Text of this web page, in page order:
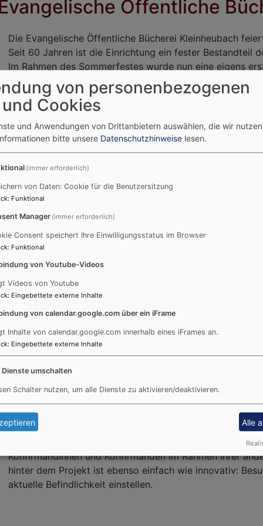
Öffentliche
Die Evangelische Öffentliche Bücherei Kleinheubach
Seit 60 Jahren ist die Einrichtung ein fester Bestandteil
Im Rahmen des Sommerfestes wurde nun eine eigens
Geschichte der Bücherei von ihren Anfängen bis in die
Reinigungskraft zum wöchentlichen Reinigen des
mit Pfarrer Sebastian Geißlinger auf, Telefon: 09371-
Automat im Kirchhof
Ein ungewöhnlicher Blickfang zieht derzeit die
farbenfroher Automat, der nicht Süßigkeiten oder
aus der Bibel. Entwickelt und gebaut wurde der
Konfirmandinnen und Konfirmanden im Rahmen ihrer
hinter dem Projekt ist ebenso einfach wie innovativ:
aktuelle Befindlichkeit einstellen.
von personenbezogenen
Cookies
und Anwendungen von Drittanbietern auswählen, die wir nutzen
bitte unsere Datenschutzhinweise lesen.
(immer erforderlich)
von Daten: Cookie für die Benutzersitzung
: Funktional
Manager (immer erforderlich)
Consent speichert Ihre Einwilligungsstatus im Browser
: Funktional
von Youtube-Videos
Videos von Youtube
: Eingebettete externe Inhalte
von calendar.google.com über ein iFrame
Inhalte von calendar.google.com innerhalb eines iFrames an.
: Eingebettete externe Inhalte
Dienste umschalten
Schalter nutzen, um alle Dienste zu aktivieren/deaktivieren.
Alle